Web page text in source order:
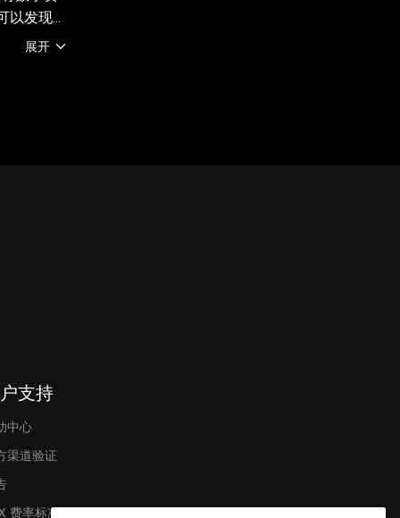
发现并
区提
展开
支持
中心
渠道验证
费率标准